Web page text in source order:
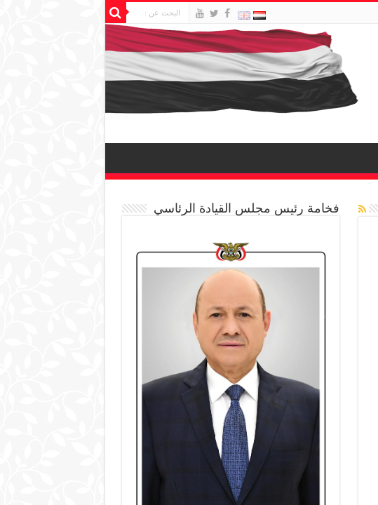
فخامة رئيس مجلس القيادة الرئاسي